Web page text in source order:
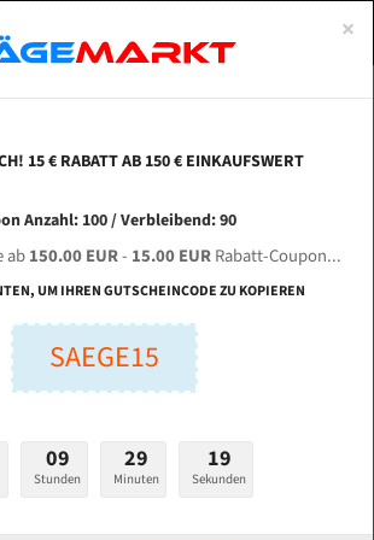
UE-712 C Bi-Metal M42 HSS
Bandsägeblatt
Länge (mm):
Stärken + Zahnteilung:
mm
×
15 € RABATT AB 150 € EINKAUFSWERT
Anzahl: 100 / Verbleibend: 90
ab150.00 EUR- 15.00 EURRabatt-Coupon...
UM IHREN GUTSCHEINCODE ZU KOPIEREN
SAEGE15
09
Stunden
29
Minuten
18
Sekunden